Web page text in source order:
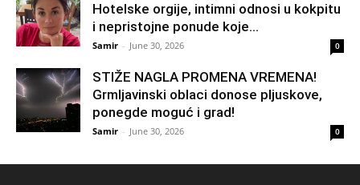
Hotelske orgije, intimni odnosi u kokpitu
i nepristojne ponude koje...
Samir - June 30, 2026 0
STIŽE NAGLA PROMENA VREMENA!
Grmljavinski oblaci donose pljuskove,
ponegde moguć i grad!
Samir - June 30, 2026 0